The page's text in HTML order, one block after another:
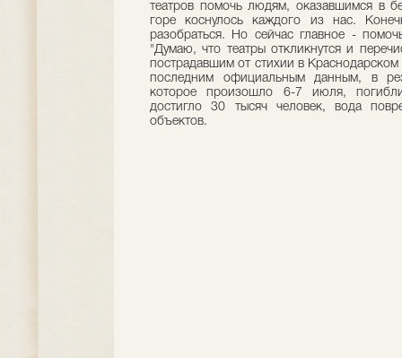
театров помочь людям, оказавшимся в
горе коснулось каждого из нас.
разобраться. Но сейчас главное -
"Думаю, что театры откликнутся и
пострадавшим от стихии в
последним официальным данным, в
которое произошло 6-7 июля,
достигло 30 тысяч человек, вода
объектов.